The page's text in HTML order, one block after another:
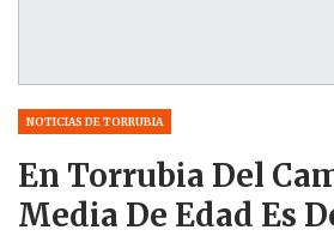
NOTICIAS DE TORRUBIA
En Torrubia Del
Media De Edad Es